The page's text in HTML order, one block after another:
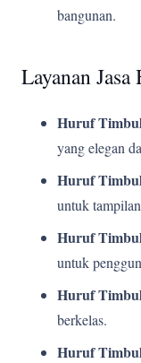
bangunan.
Layanan
Huruf
yang elegan
Huruf
untuk
Huruf
untuk
Huruf
berkelas.
Huruf